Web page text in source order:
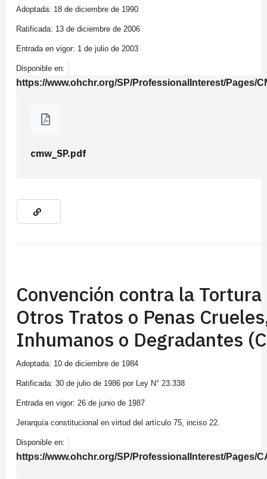
Adoptada: 18 de diciembre de 1990
Ratificada: 13 de diciembre de 2006
Entrada en vigor: 1 de julio de 2003
Disponible en:
https://www.ohchr.org/SP/ProfessionalInterest/Pages/
cmw_SP.pdf
Convención contra la Tortura
Otros Tratos o Penas
Inhumanos o Degradantes
Adoptada: 10 de diciembre de 1984
Ratificada: 30 de julio de 1986 por Ley N° 23.338
Entrada en vigor: 26 de junio de 1987
Jerarquía constitucional en virtud del artículo 75, inciso 22.
Disponible en:
https://www.ohchr.org/SP/ProfessionalInterest/Pages/